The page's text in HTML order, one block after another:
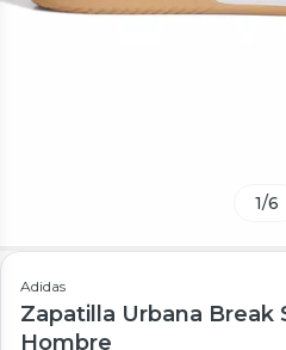
1/6
Adidas
Zapatilla Urbana Break
Hombre